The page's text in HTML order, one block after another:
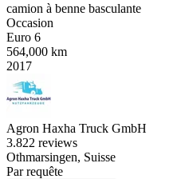
camion à benne basculante
Occasion
Euro 6
564,000 km
2017
Agron Haxha Truck GmbH
3.822 reviews
Othmarsingen, Suisse
Par requête